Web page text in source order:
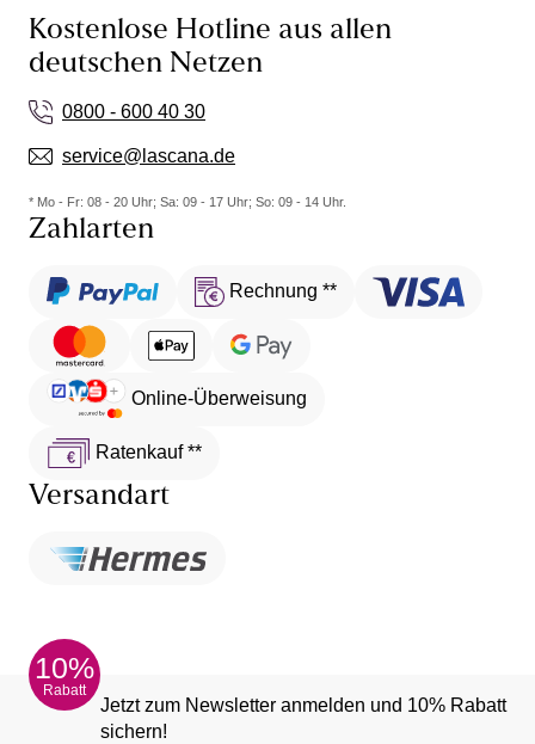
Kostenlose Hotline aus allen
deutschen Netzen
0800 - 600 40 30
service@lascana.de
* Mo - Fr: 08 - 20 Uhr; Sa: 09 - 17 Uhr; So: 09 - 14 Uhr.
Zahlarten
Rechnung **
Online-Überweisung
Ratenkauf **
Versandart
10%
Rabatt
Jetzt zum Newsletter anmelden und 10% Rabatt
sichern!